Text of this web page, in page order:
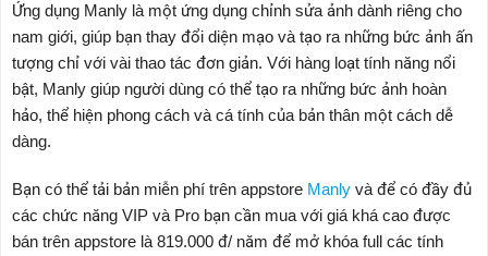
Ứng dụng Manly là một ứng dụng chỉnh sửa ảnh dành riêng cho
nam giới, giúp bạn thay đổi diện mạo và tạo ra những bức ảnh ấn
tượng chỉ với vài thao tác đơn giản. Với hàng loạt tính năng nổi
bật, Manly giúp người dùng có thể tạo ra những bức ảnh hoàn
hảo, thể hiện phong cách và cá tính của bản thân một cách dễ
dàng.
Bạn có thể tải bản miễn phí trên appstore Manly và để có đầy đủ
các chức năng VIP và Pro bạn cần mua với giá khá cao được
bán trên appstore là 819.000 đ/ năm để mở khóa full các tính